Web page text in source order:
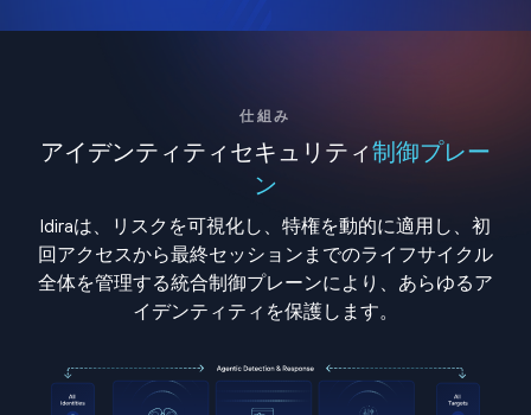
仕組み
アイデンティティセキュリティ制御プレー
ン
Idiraは、リスクを可視化し、特権を動的に適用し、初
回アクセスから最終セッションまでのライフサイクル
全体を管理する統合制御プレーンにより、あらゆるア
イデンティティを保護します。